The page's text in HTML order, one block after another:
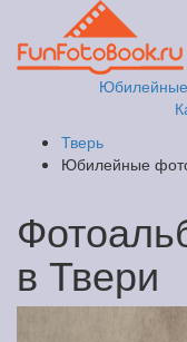
Тверь
Юбилейные
в Твери